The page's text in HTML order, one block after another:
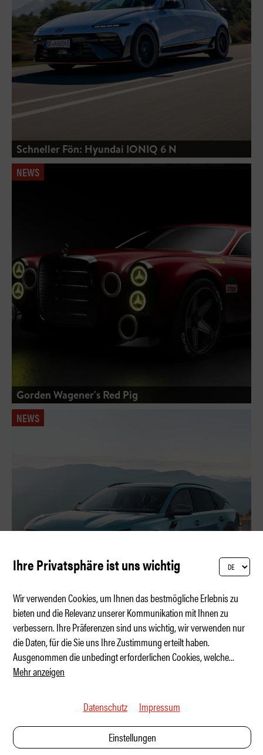
Schneller Fön: Hyundai IONIQ 6 N
NEWS
Gorden Wagener's Red Pig
NEWS
Dacia Striker: Der nächste Volltreffer?
Ihre Privatsphäre ist uns wichtig
Wir verwenden Cookies, um Ihnen das bestmögliche Erlebnis zu
bieten und die Relevanz unserer Kommunikation mit Ihnen zu
verbessern. Ihre Präferenzen sind uns wichtig, wir verwenden nur
die Daten, für die Sie uns Ihre Zustimmung erteilt haben.
Ausgenommen die unbedingt erforderlichen Cookies, welche...
Mehr anzeigen
Datenschutz Impressum
Einstellungen